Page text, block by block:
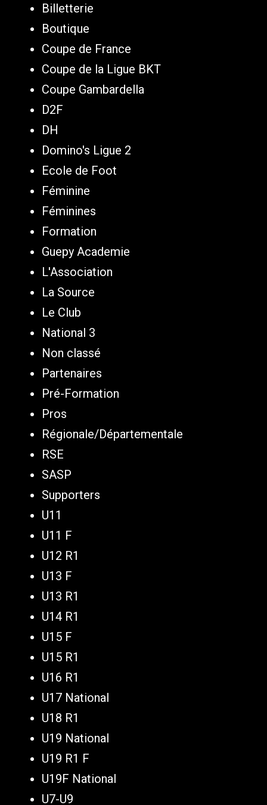
Billetterie
Boutique
Coupe de France
Coupe de la Ligue BKT
Coupe Gambardella
D2F
DH
Domino's Ligue 2
Ecole de Foot
Féminine
Féminines
Formation
Guepy Academie
L'Association
La Source
Le Club
National 3
Non classé
Partenaires
Pré-Formation
Pros
Régionale/Départementale
RSE
SASP
Supporters
U11
U11 F
U12 R1
U13 F
U13 R1
U14 R1
U15 F
U15 R1
U16 R1
U17 National
U18 R1
U19 National
U19 R1 F
U19F National
U7-U9